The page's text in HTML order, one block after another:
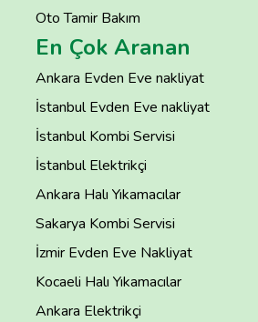
Oto Tamir Bakım
En Çok Aranan
Ankara Evden Eve nakliyat
İstanbul Evden Eve nakliyat
İstanbul Kombi Servisi
İstanbul Elektrikçi
Ankara Halı Yıkamacılar
Sakarya Kombi Servisi
İzmir Evden Eve Nakliyat
Kocaeli Halı Yıkamacılar
Ankara Elektrikçi